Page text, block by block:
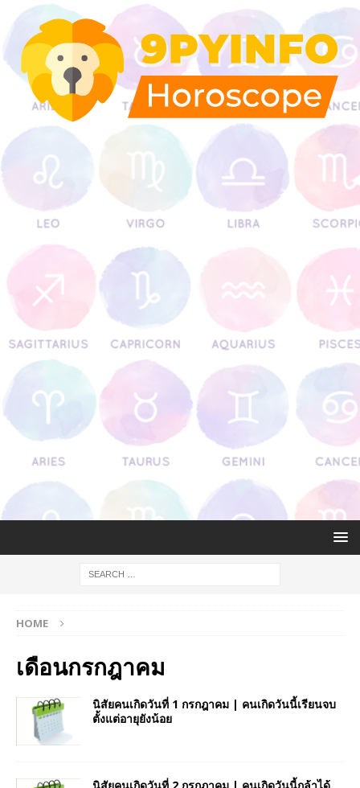
HOME
เดือนกรกฎาคม
นิสัยคนเกิดวันที่ 1 กรกฎาคม | คนเกิดวันนี้เรียนจบ
ตั้งแต่อายุยังน้อย